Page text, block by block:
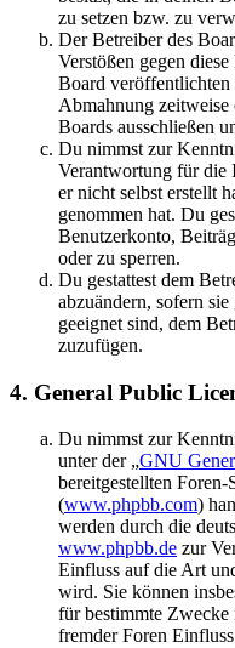
zu setzen bzw. zu
Der Betreiber des
Verstößen gegen
Board veröffentlichten
Abmahnung zeitweise
Boards ausschließen
Du nimmst zur
Verantwortung für die
er nicht selbst erstellt
genommen hat. Du
Benutzerkonto,
oder zu sperren.
Du gestattest dem
abzuändern, sofern
geeignet sind, dem
zuzufügen.
4. General Public
Du nimmst zur
unter der „GNU
bereitgestellten
(www.phpbb.com)
werden durch die
www.phpbb.de zur
Einfluss auf die Art
wird. Sie können
für bestimmte Zwecke
fremder Foren